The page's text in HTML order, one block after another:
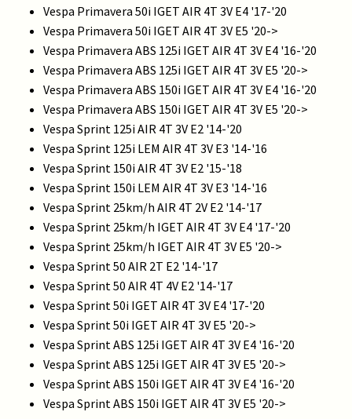
Vespa Primavera 50i IGET AIR 4T 3V E4 '17-'20
Vespa Primavera 50i IGET AIR 4T 3V E5 '20->
Vespa Primavera ABS 125i IGET AIR 4T 3V E4 '16-'20
Vespa Primavera ABS 125i IGET AIR 4T 3V E5 '20->
Vespa Primavera ABS 150i IGET AIR 4T 3V E4 '16-'20
Vespa Primavera ABS 150i IGET AIR 4T 3V E5 '20->
Vespa Sprint 125i AIR 4T 3V E2 '14-'20
Vespa Sprint 125i LEM AIR 4T 3V E3 '14-'16
Vespa Sprint 150i AIR 4T 3V E2 '15-'18
Vespa Sprint 150i LEM AIR 4T 3V E3 '14-'16
Vespa Sprint 25km/h AIR 4T 2V E2 '14-'17
Vespa Sprint 25km/h IGET AIR 4T 3V E4 '17-'20
Vespa Sprint 25km/h IGET AIR 4T 3V E5 '20->
Vespa Sprint 50 AIR 2T E2 '14-'17
Vespa Sprint 50 AIR 4T 4V E2 '14-'17
Vespa Sprint 50i IGET AIR 4T 3V E4 '17-'20
Vespa Sprint 50i IGET AIR 4T 3V E5 '20->
Vespa Sprint ABS 125i IGET AIR 4T 3V E4 '16-'20
Vespa Sprint ABS 125i IGET AIR 4T 3V E5 '20->
Vespa Sprint ABS 150i IGET AIR 4T 3V E4 '16-'20
Vespa Sprint ABS 150i IGET AIR 4T 3V E5 '20->